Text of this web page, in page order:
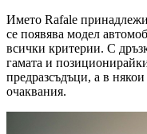
Името Rafale принадлежи
се появява модел
всички критерии. С
гамата и
предразсъдъци, а в
очаквания.